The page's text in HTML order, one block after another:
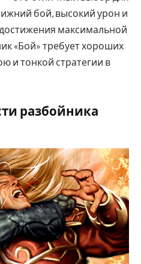
бой, высокий урон и
максимальной
«Бой» требует хороших
и тонкой стратегии в
разбойника